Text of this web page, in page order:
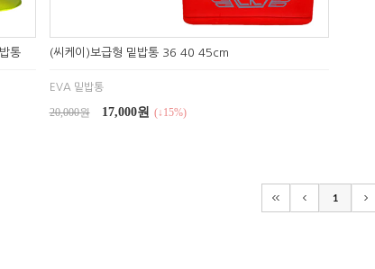
통 (씨케이)보급형 밑밥통 36 40 45cm
EVA 밑밥통
20,000원 17,000원 (↓15%)
1